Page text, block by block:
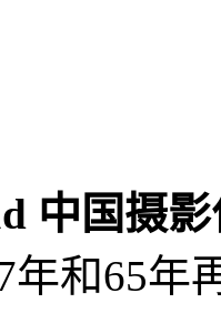
中国摄
年和65年